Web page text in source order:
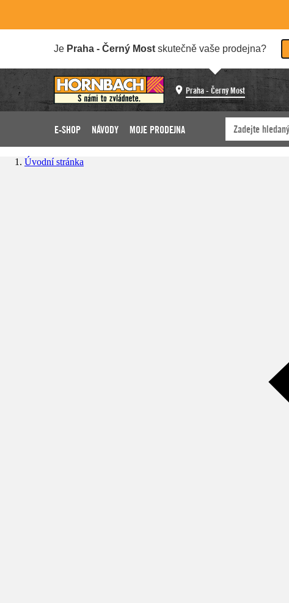
Je Praha - Černý Most skutečně vaše prodejna?
Praha - Černý Most
E-SHOP NÁVODY MOJE PRODEJNA
Úvodní stránka